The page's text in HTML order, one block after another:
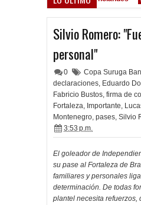
Silvio Romero:
personal"
0 Copa Suruga
declaraciones, Eduardo
Fabricio Bustos, firma de
Fortaleza, Importante,
Montenegro, pases, Silvio
3:53 p.m.
El goleador de
su pase al Fortaleza de
familiares y personales
determinación. De todas
plantel necesita refuerzos,